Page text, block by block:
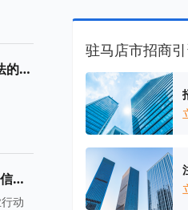
驻马店市人民政府办公室关于转发河南省人民政府办公厅关于河南省省级行政事业单位国有资产对外有偿使用管理办法的通知
驻马店市人民政府办公室关于印发《驻马店市培育壮大电子信息产业行动方案（2024—2026年）》和《关于促进电子信息产业加快发展的若干措施》的通知
动
驻马店市招商